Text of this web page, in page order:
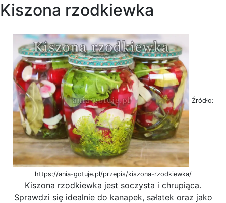
Kiszona rzodkiewka
Źródło:
https://ania-gotuje.pl/przepis/kiszona-rzodkiewka/
Kiszona rzodkiewka jest soczysta i chrupiąca.
Sprawdzi się idealnie do kanapek, sałatek oraz jako